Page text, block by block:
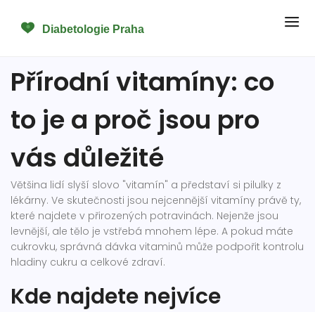
Přírodní vitamíny: co
to je a proč jsou pro
vás důležité
Většina lidí slyší slovo "vitamín" a představí si pilulky z
lékárny. Ve skutečnosti jsou nejcennější vitamíny právě ty,
které najdete v přirozených potravinách. Nejenže jsou
levnější, ale tělo je vstřebá mnohem lépe. A pokud máte
cukrovku, správná dávka vitaminů může podpořit kontrolu
hladiny cukru a celkové zdraví.
Kde najdete nejvíce